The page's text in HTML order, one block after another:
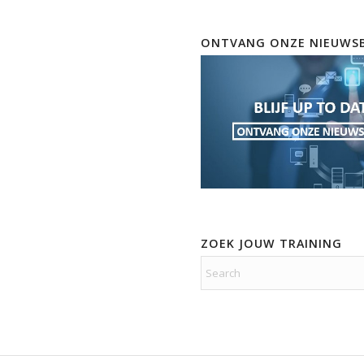
ONTVANG ONZE
ZOEK JOUW TRAINING